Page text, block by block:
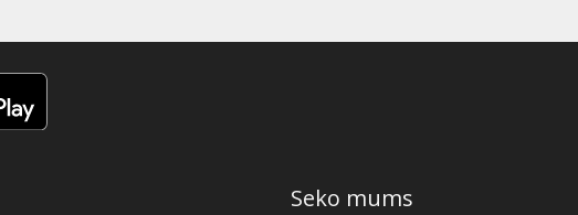
Seko mums